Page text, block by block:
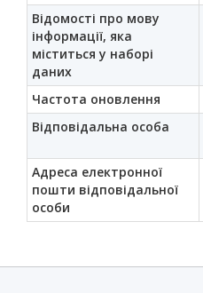
Відомості про мову
інформації, яка
міститься у наборі
даних
Частота оновлення
Відповідальна особа
Адреса електронної
пошти відповідальної
особи